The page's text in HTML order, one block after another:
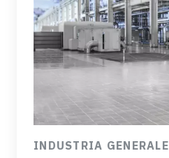
INDUSTRIA GENERALE